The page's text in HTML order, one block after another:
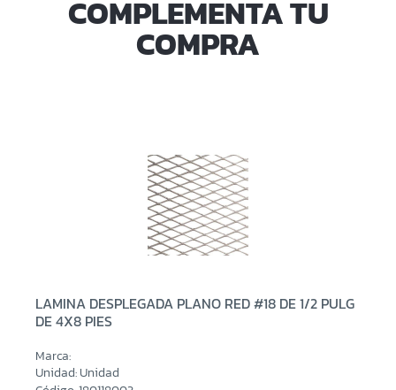
COMPLEMENTA TU
COMPRA
LAMINA DESPLEGADA PLANO RED #18 DE 1/2 PULG
DE 4X8 PIES
Marca:
Unidad: Unidad